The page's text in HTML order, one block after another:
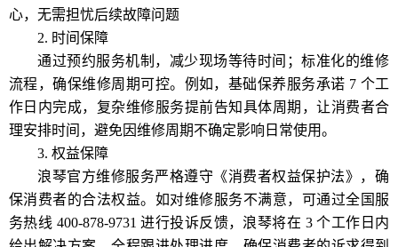
心，无需担忧后续故障问题
2. 时间保障
通过预约服务机制，减少现场等待时间；标准化的维修
流程，确保维修周期可控。例如，基础保养服务承诺 7 个工
作日内完成，复杂维修服务提前告知具体周期，让消费者合
理安排时间，避免因维修周期不确定影响日常使用。
3. 权益保障
浪琴官方维修服务严格遵守《消费者权益保护法》，确
保消费者的合法权益。如对维修服务不满意，可通过全国服
务热线 400-878-9731 进行投诉反馈，浪琴将在 3 个工作日内